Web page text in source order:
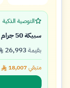
التوصية الذكية
سبيكة 50 جرام
بقيمة26,993
متبقي18,007